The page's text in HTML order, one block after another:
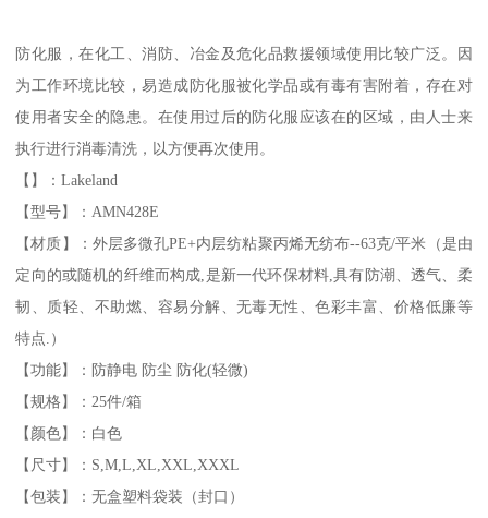
防化服，在化工、消防、冶金及危化品救援领域使用比较广泛。因
为工作环境比较，易造成防化服被化学品或有毒有害附着，存在对
使用者安全的隐患。在使用过后的防化服应该在的区域，由人士来
执行进行消毒清洗，以方便再次使用。
【】：Lakeland
【型号】：AMN428E
【材质】：外层多微孔PE+内层纺粘聚丙烯无纺布--63克/平米（是由
定向的或随机的纤维而构成,是新一代环保材料,具有防潮、透气、柔
韧、质轻、不助燃、容易分解、无毒无性、色彩丰富、价格低廉等
特点.）
【功能】：防静电 防尘 防化(轻微)
【规格】：25件/箱
【颜色】：白色
【尺寸】：S,M,L,XL,XXL,XXXL
【包装】：无盒塑料袋装（封口）